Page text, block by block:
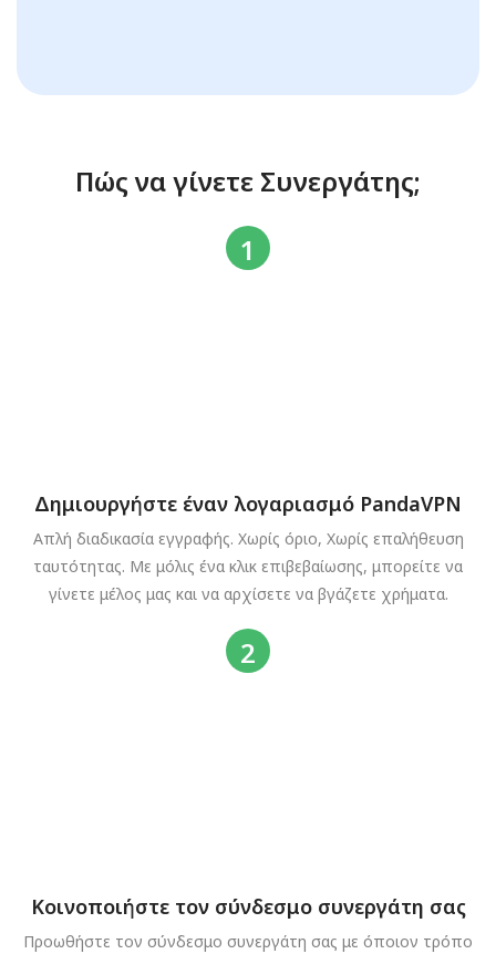
Πώς να γίνετε Συνεργάτης;
Δημιουργήστε έναν λογαριασμό PandaVPN
Απλή διαδικασία εγγραφής. Χωρίς όριο, Χωρίς επαλήθευση
ταυτότητας. Με μόλις ένα κλικ επιβεβαίωσης, μπορείτε να
γίνετε μέλος μας και να αρχίσετε να βγάζετε χρήματα.
Κοινοποιήστε τον σύνδεσμο συνεργάτη σας
Προωθήστε τον σύνδεσμο συνεργάτη σας με όποιον τρόπο